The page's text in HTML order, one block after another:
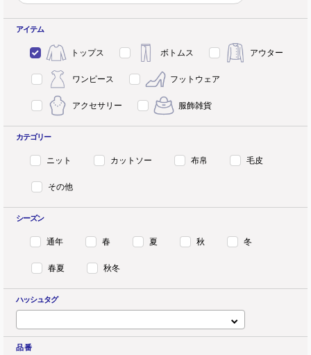
アイテム
トップス ボトムス アウター
ワンピース フットウェア
アクセサリー 服飾雑貨
カテゴリー
ニット カットソー 布帛 毛皮
その他
シーズン
通年 春 夏 秋 冬
春夏 秋冬
ハッシュタグ
品 番